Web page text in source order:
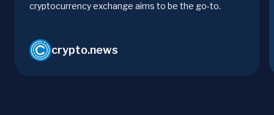
cryptocurrency exchange aims to be the go-to.
crypto.news